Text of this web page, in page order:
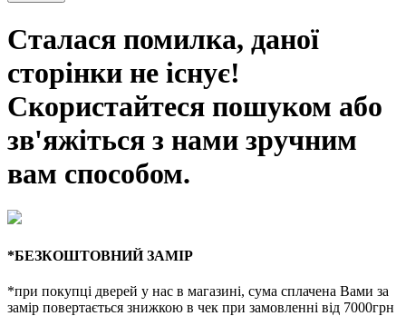
Сталася помилка, даної
сторінки не існує!
Скористайтеся пошуком або
зв'яжіться з нами зручним
вам способом.
*БЕЗКОШТОВНИЙ ЗАМІР
*при покупці дверей у нас в магазині, сума сплачена Вами за
замір повертається знижкою в чек при замовленні від 7000грн